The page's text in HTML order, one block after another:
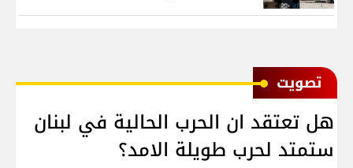
ﺗﺼﻮﻳﺖ
هل تعتقد ان الحرب الحالية في لبنان
ستمتد لحرب طويلة الامد؟